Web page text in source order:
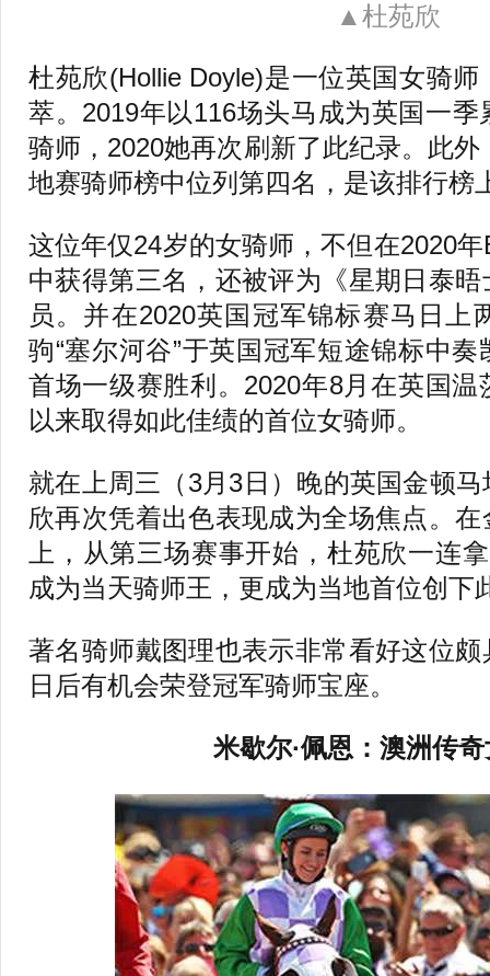
▲杜苑欣
杜苑欣(Hollie Doyle)是一位英国女骑
萃。2019年以116场头马成为英国一
骑师，2020她再次刷新了此纪录。此
地赛骑师榜中位列第四名，是该排行榜
这位年仅24岁的女骑师，不但在2020
中获得第三名，还被评为《星期日泰
员。并在2020英国冠军锦标赛马日上
驹“塞尔河谷”于英国冠军短途锦标中
首场一级赛胜利。2020年8月在英国
以来取得如此佳绩的首位女骑师。
就在上周三（3月3日）晚的英国金顿
欣再次凭着出色表现成为全场焦点。
上，从第三场赛事开始，杜苑欣一连
成为当天骑师王，更成为当地首位创下
著名骑师戴图理也表示非常看好这位
日后有机会荣登冠军骑师宝座。
米歇尔·佩恩：澳洲传